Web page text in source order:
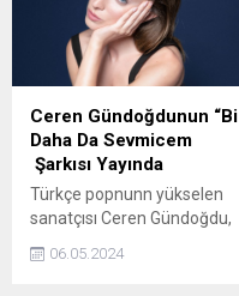
Ceren Gündoğdunun “Bi
Daha Da Sevmicem
Şarkısı Yayında
Türkçe popnunn yükselen
sanatçısı Ceren Gündoğdu,
tamamı kendisine ait
06.05.2024